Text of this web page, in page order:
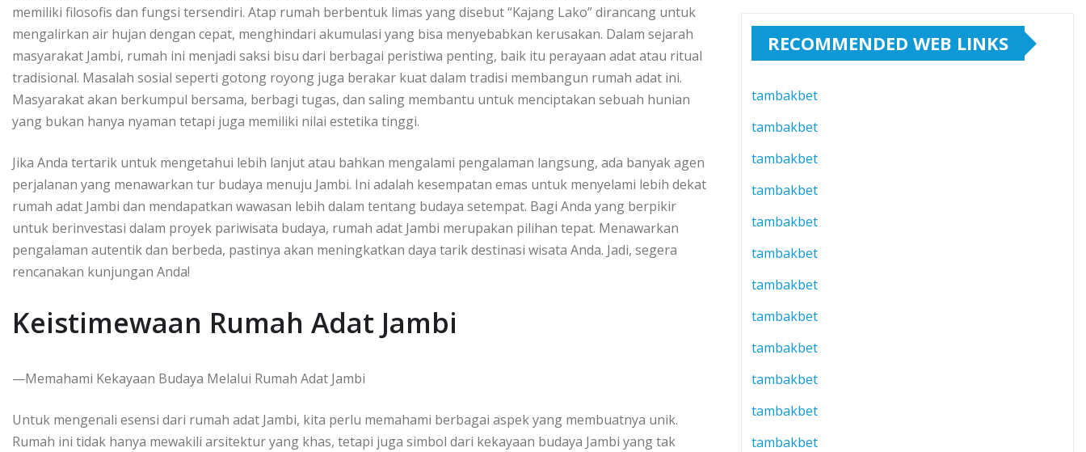
memiliki filosofis dan fungsi tersendiri. Atap rumah berbentuk limas yang disebut “Kajang Lako” dirancang untuk
mengalirkan air hujan dengan cepat, menghindari akumulasi yang bisa menyebabkan kerusakan. Dalam sejarah
masyarakat Jambi, rumah ini menjadi saksi bisu dari berbagai peristiwa penting, baik itu perayaan adat atau ritual
tradisional. Masalah sosial seperti gotong royong juga berakar kuat dalam tradisi membangun rumah adat ini.
Masyarakat akan berkumpul bersama, berbagi tugas, dan saling membantu untuk menciptakan sebuah hunian
yang bukan hanya nyaman tetapi juga memiliki nilai estetika tinggi.
Jika Anda tertarik untuk mengetahui lebih lanjut atau bahkan mengalami pengalaman langsung, ada banyak agen
perjalanan yang menawarkan tur budaya menuju Jambi. Ini adalah kesempatan emas untuk menyelami lebih dekat
rumah adat Jambi dan mendapatkan wawasan lebih dalam tentang budaya setempat. Bagi Anda yang berpikir
untuk berinvestasi dalam proyek pariwisata budaya, rumah adat Jambi merupakan pilihan tepat. Menawarkan
pengalaman autentik dan berbeda, pastinya akan meningkatkan daya tarik destinasi wisata Anda. Jadi, segera
rencanakan kunjungan Anda!
Keistimewaan Rumah Adat Jambi
—Memahami Kekayaan Budaya Melalui Rumah Adat Jambi
Untuk mengenali esensi dari rumah adat Jambi, kita perlu memahami berbagai aspek yang membuatnya unik.
Rumah ini tidak hanya mewakili arsitektur yang khas, tetapi juga simbol dari kekayaan budaya Jambi yang tak
RECOMMENDED WEB LINKS
tambakbet
tambakbet
tambakbet
tambakbet
tambakbet
tambakbet
tambakbet
tambakbet
tambakbet
tambakbet
tambakbet
tambakbet